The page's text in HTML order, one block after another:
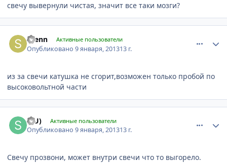
свечу вывернули чистая, значит все таки мозги?
svenn Активные пользователи
Опубликовано9 января, 201313 г.
из за свечи катушка не сгорит,возможен только пробой по
высоковольтной части
(SU) Активные пользователи
Опубликовано9 января, 201313 г.
Свечу прозвони, может внутри свечи что то выгорело.